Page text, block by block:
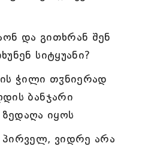
და გითხრან შენ
სიტყუანი?
ჭილი თჳნიერად
ბანჯარი
იყოს
ვიდრე არა